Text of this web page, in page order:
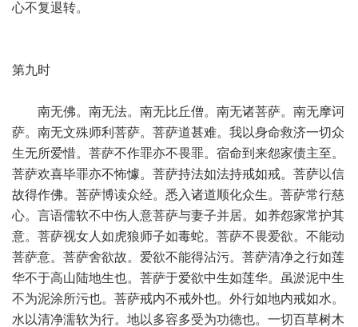
心不复退转。
第九时
南无佛。南无法。南无比丘僧。南无诸菩萨。南无摩诃
萨。南无文殊师利菩萨。菩萨道甚难。我以身命救济一切众
生无所爱惜。菩萨不作罪亦不畏罪。宿命到来怨家债主至。
菩萨欢喜毕罪亦不怖懅。菩萨持法如法持戒如戒。菩萨以信
故得作佛。菩萨博读众经。悉入诸道顺化众生。菩萨常行慈
心。言语儒软不中伤人意菩萨与妻子并居。如养怨家常护其
意。菩萨视女人如虎狼师子如毒蛇。菩萨不畏爱欲。不能动
菩萨意。菩萨舍欲故。爱欲不能得沾污。菩萨清净之行如莲
华不于高山陆地生也。菩萨于爱欲中生如莲华。虽淤泥中生
不为泥涂所污也。菩萨戒内不戒外也。外行如地内戒如水。
水以清净濡软为行。地以多容多受为功德也。一切百草树木